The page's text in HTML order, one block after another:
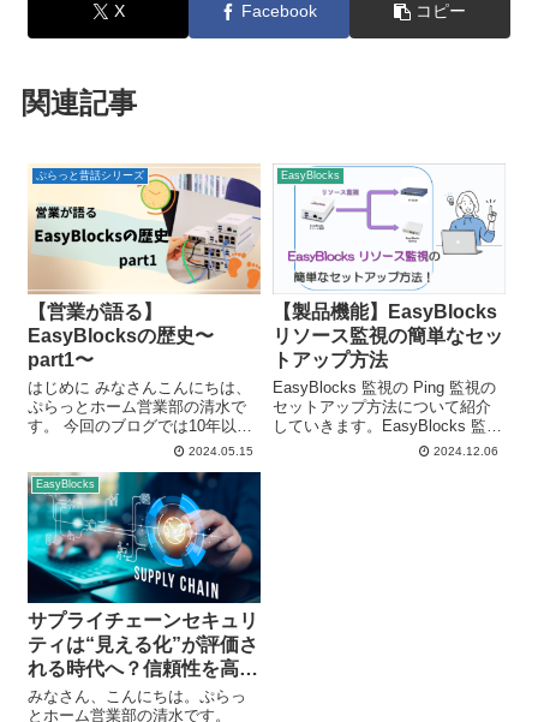
X Facebook コピー
関連記事
ぷらっと昔話シリーズ
【営業が語る】
EasyBlocksの歴史〜
part1〜
はじめに みなさんこんにちは、
ぷらっとホーム営業部の清水で
す。 今回のブログでは10年以上
ご愛顧いただいている
た販売開始当時の背景を、営業
目線で振り返ってみたいと思い
ます。 EasyBlocksシリーズ...
2024.05.15
EasyBlocks
【製品機能】EasyBlocks
リソース監視の簡単なセッ
トアップ方法
EasyBlocks 監視の Ping 監視の
セットアップ方法について紹介
していきます。EasyBlocks 監視
にはサーバーやネットワーク機
2024.12.06
EasyBlocks
サプライチェーンセキュリ
ティは“見える化”が評価さ
れる時代へ？信頼性を高め
るログ管理とは
みなさん、こんにちは。ぷらっ
とホーム営業部の清水です。